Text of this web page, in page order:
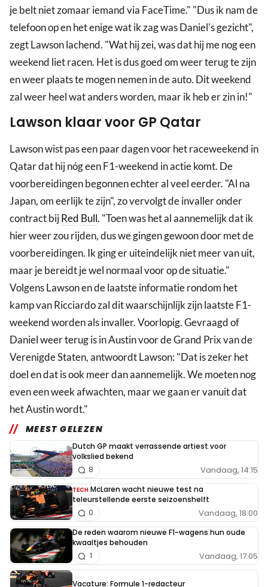
je belt niet zomaar iemand via FaceTime." "Dus ik nam de
telefoon op en het enige wat ik zag was Daniel's gezicht",
zegt Lawson lachend. "Wat hij zei, was dat hij me nog een
weekend liet racen. Het is dus goed om weer terug te zijn
en weer plaats te mogen nemen in de auto. Dit weekend
zal weer heel wat anders worden, maar ik heb er zin in!"
Lawson klaar voor GP Qatar
Lawson wist pas een paar dagen voor het raceweekend in
Qatar dat hij nóg een F1-weekend in actie komt. De
voorbereidingen begonnen echter al veel eerder. "Al na
Japan, om eerlijk te zijn", zo vervolgt de invaller onder
contract bijRed Bull. "Toen was het al aannemelijk dat ik
hier weer zou rijden, dus we gingen gewoon door met de
voorbereidingen. Ik ging er uiteindelijk niet meer van uit,
maar je bereidt je wel normaal voor op de situatie."
Volgens Lawson en de laatste informatie rondom het
kamp van Ricciardo zal dit waarschijnlijk zijn laatste F1-
weekend worden als invaller. Voorlopig. Gevraagd of
Daniel weer terug is in Austin voor de Grand Prix van de
Verenigde Staten, antwoordt Lawson: "Dat is zeker het
doel en dat is ook meer dan aannemelijk. We moeten nog
even een week afwachten, maar we gaan er vanuit dat
het Austin wordt."
MEEST GELEZEN
Dutch GP maakt verrassende artiest voor
volkslied bekend
Vandaag, 14:15
8
TECH McLaren wacht nieuwe test na
teleurstellende eerste seizoenshelft
Vandaag, 18:00
0
De reden waarom nieuwe F1-wagens hun oude
kwaaltjes behouden
Vandaag, 17:05
1
Vacature: Formule 1-redacteur